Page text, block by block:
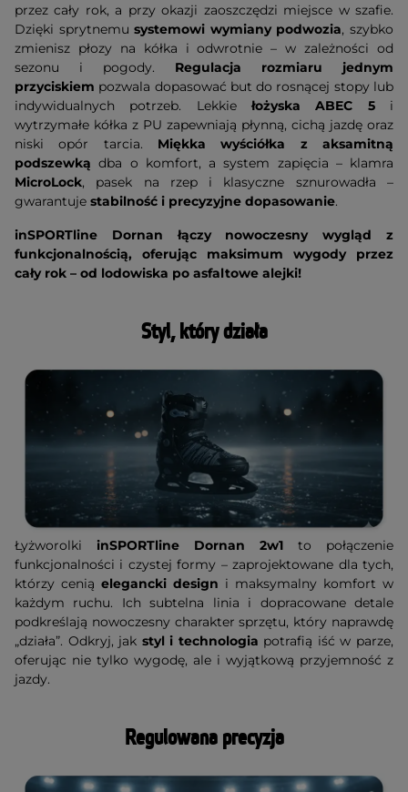
przez cały rok, a przy okazji zaoszczędzi miejsce w szafie.
Dzięki sprytnemusystemowi wymiany podwozia, szybko
zmienisz płozy na kółka i odwrotnie – w zależności od
sezonu i pogody. Regulacja rozmiaru jednym
przyciskiem pozwala dopasować but do rosnącej stopy lub
indywidualnych potrzeb. Lekkie łożyska ABEC 5i
wytrzymałe kółka z PU zapewniają płynną, cichą jazdę oraz
niski opór tarcia. Miękka wyściółka z aksamitną
podszewką dba o komfort, a system zapięcia – klamra
MicroLock, pasek na rzep i klasyczne sznurowadła –
gwarantuje stabilność i precyzyjne dopasowanie.
inSPORTline Dornan łączy nowoczesny wygląd z
funkcjonalnością, oferując maksimum wygody przez
cały rok – od lodowiska po asfaltowe alejki!
Styl, który działa
Łyżworolki inSPORTline Dornan 2w1 to połączenie
funkcjonalności i czystej formy – zaprojektowane dla tych,
którzy cenią elegancki design i maksymalny komfort w
każdym ruchu. Ich subtelna linia i dopracowane detale
podkreślają nowoczesny charakter sprzętu, który naprawdę
„działa”. Odkryj, jak styl i technologia potrafią iść w parze,
oferując nie tylko wygodę, ale i wyjątkową przyjemność z
jazdy.
Regulowana precyzja